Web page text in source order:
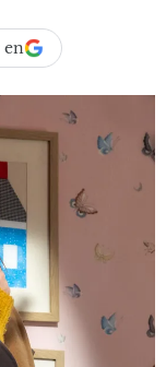
en